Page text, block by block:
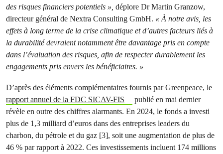
des risques financiers potentiels », déplore Dr Martin Granzow,
directeur général de Nextra Consulting GmbH. « À notre avis, les
effets à long terme de la crise climatique et d’autres facteurs liés à
la durabilité devraient notamment être davantage pris en compte
dans l’évaluation des risques, afin de respecter durablement les
engagements pris envers les bénéficiaires. »
D’après des éléments complémentaires fournis par Greenpeace, le
rapport annuel de la FDC SICAV-FIS
publié en mai dernier
révèle en outre des chiffres alarmants. En 2024, le fonds a investi
plus de 1,3 milliard d’euros dans des entreprises leaders du
charbon, du pétrole et du gaz [3], soit une augmentation de plus de
46 % par rapport à 2022. Ces investissements incluent 174 millions